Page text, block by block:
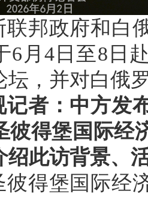
联邦政府和白
6月4日至8日
坛，并对白俄
记者：中方发
彼得堡国际经
绍此访背景、
彼得堡国际经